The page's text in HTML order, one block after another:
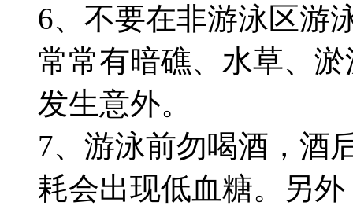
6、不要在非游泳区游
常常有暗礁、水草、
发生意外。
7、游泳前勿喝酒，酒
耗会出现低血糖。另